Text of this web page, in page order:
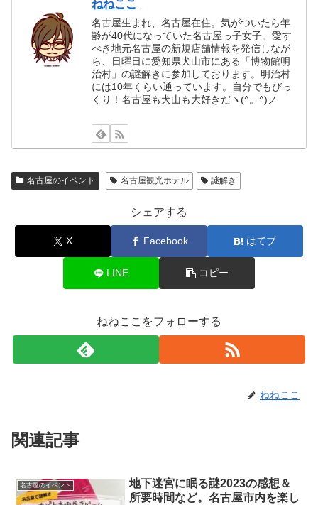
ねねここ
名古屋生まれ、名古屋在住。気がついたら年
齢が40代になっていた名古屋っ子女子。愛す
べき地元名古屋の新規店舗情報を発信しなが
ら、日曜日に愛知県犬山市にある「博物館明
治村」の謎解きに参加しております。明治村
には10年くらい通っています。自分でもびっ
くり！名古屋も犬山も大好きだヽ(^。^)ノ
名古屋のイベント 名古屋観光ホテル 謎解き
シェアする
X Facebook はてブ
LINE コピー
ねねここをフォローする
ねねここ
関連記事
名古屋のイベント
地下迷宮に眠る謎2023の感想＆
所要時間など。名古屋市内を楽し